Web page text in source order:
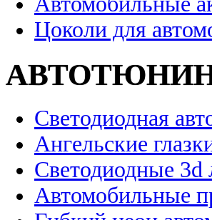
Цоколи для
Светодиодная
Ангельские
Светодиодные 3d
Автомобильные